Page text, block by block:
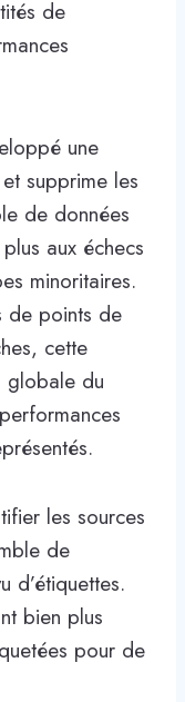
de
une
supprime les
de données
aux échecs
minoritaires.
de points de
cette
globale du
les sources
de
d’étiquettes.
bien plus
pour de